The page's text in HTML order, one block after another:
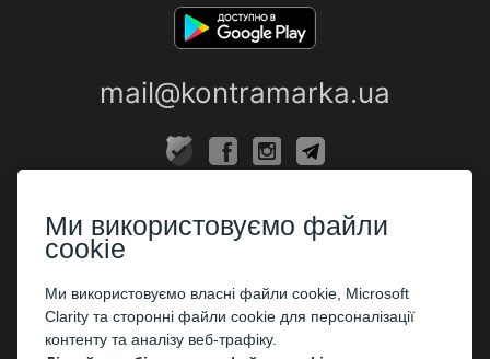
mail@kontramarka.ua
Каси
ПАРТНЕРАМ
Організаторам
Ми використовуємо файли
cookie
Ми використовуємо власні файли cookie, Microsoft
Clarity та сторонні файли cookie для персоналізації
контенту та аналізу веб-трафіку.